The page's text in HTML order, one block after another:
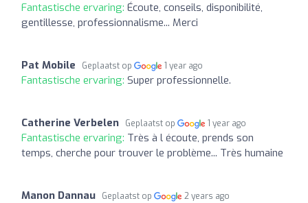
Fantastische ervaring: Écoute, conseils, disponibilité,
gentillesse, professionnalisme... Merci
Pat Mobile Geplaatst op 1 year ago
Fantastische ervaring: Super professionnelle.
Catherine Verbelen Geplaatst op 1 year ago
Fantastische ervaring: Très à l écoute, prends son
temps, cherche pour trouver le problème... Très humaine
Manon Dannau Geplaatst op 2 years ago